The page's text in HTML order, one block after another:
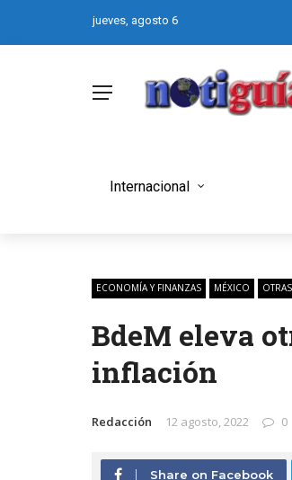
jueves, agosto 6
Internacional
ECONOMÍA Y FINANZAS MÉXICO
BdeM eleva
inflación
Redacción 12 agosto, 2022 0
Share on Facebook